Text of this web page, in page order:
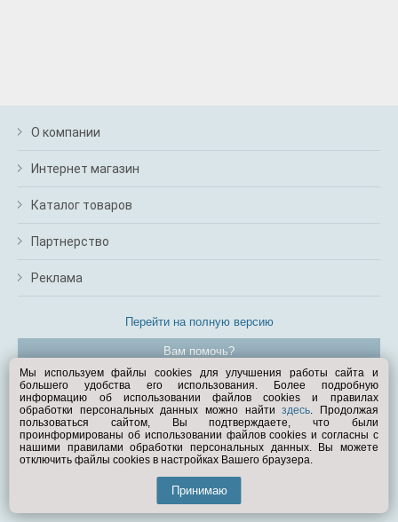
О компании
Интернет магазин
Каталог товаров
Партнерство
Реклама
Перейти на полную версию
Вам помочь?
© Exist.ru 1998—2026
Мы используем файлы cookies для улучшения работы сайта и
большего удобства его использования. Более подробную
информацию об использовании файлов cookies и правилах
обработки персональных данных можно найтиздесь. Продолжая
пользоваться сайтом, Вы подтверждаете, что были
проинформированы об использовании файлов cookies и согласны с
нашими правилами обработки персональных данных. Вы можете
отключить файлы cookies в настройках Вашего браузера.
Принимаю